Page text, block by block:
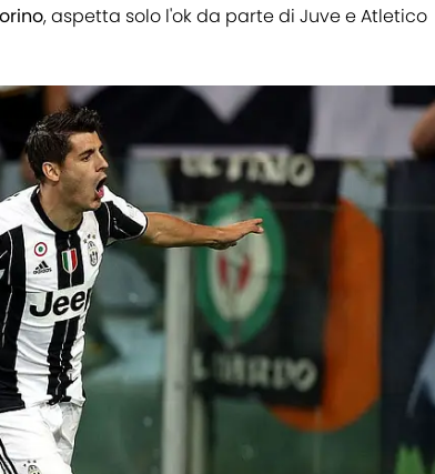
, aspetta solo l'ok da parte di Juve e Atletico